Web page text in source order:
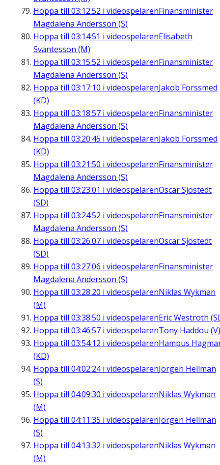
Hoppa till 03:12:52 i videospelarenFinansminister
Magdalena Andersson (S)
Hoppa till 03:14:51 i videospelarenElisabeth
Svantesson (M)
Hoppa till 03:15:52 i videospelarenFinansminister
Magdalena Andersson (S)
Hoppa till 03:17:10 i videospelarenJakob Forssmed
(KD)
Hoppa till 03:18:57 i videospelarenFinansminister
Magdalena Andersson (S)
Hoppa till 03:20:45 i videospelarenJakob Forssmed
(KD)
Hoppa till 03:21:50 i videospelarenFinansminister
Magdalena Andersson (S)
Hoppa till 03:23:01 i videospelarenOscar Sjöstedt
(SD)
Hoppa till 03:24:52 i videospelarenFinansminister
Magdalena Andersson (S)
Hoppa till 03:26:07 i videospelarenOscar Sjöstedt
(SD)
Hoppa till 03:27:06 i videospelarenFinansminister
Magdalena Andersson (S)
Hoppa till 03:28:20 i videospelarenNiklas Wykman
(M)
Hoppa till 03:38:50 i videospelarenEric Westroth
Hoppa till 03:46:57 i videospelarenTony Haddou (V)
Hoppa till 03:54:12 i videospelarenHampus
(KD)
Hoppa till 04:02:24i videospelarenJörgen Hellman
(S)
Hoppa till 04:09:30 i videospelarenNiklas Wykman
(M)
Hoppa till 04:11:35 i videospelarenJörgen Hellman
(S)
Hoppa till 04:13:32 i videospelarenNiklas Wykman
(M)